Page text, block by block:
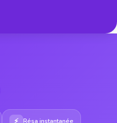
Résa instantanée